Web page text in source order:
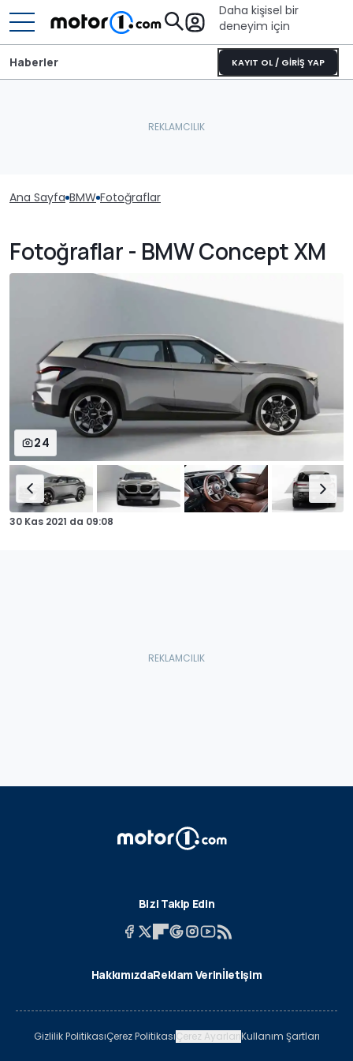
Daha kişisel bir
deneyim için
KAYIT OL / GİRİŞ YAP
Haberler
Ana Sayfa BMW Fotoğraflar
Fotoğraflar - BMW Concept XM
24
30 Kas 2021 da 09:08
Bizi Takip Edin
HakkımızdaReklam Verinİletişim
Gizlilik PolitikasıÇerez PolitikasıÇerez AyarlarıKullanım Şartları